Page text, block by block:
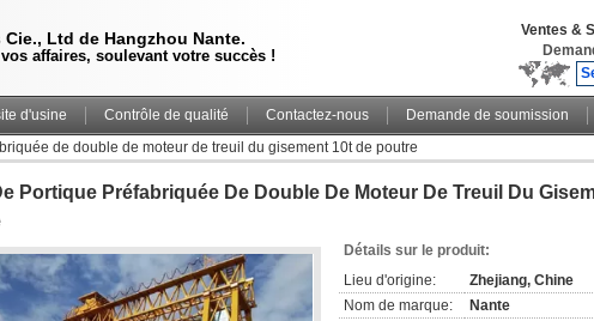
Cie., Ltd de Hangzhou Nante.
affaires, soulevant votre succès !
Ventes &
d'usine Contrôle de qualité Contactez-nous Demande de soumission
de double de moteur de treuil du gisement 10t de poutre
Portique Préfabriquée De Double De Moteur De Treuil Du
Détails sur le produit:
Lieu d'origine:
Zhejiang, Chine
Nom de marque:
Nante